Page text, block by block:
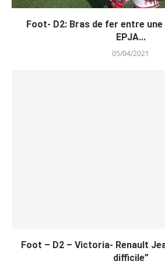
Foot- D2: Bras de fer entre
EPJA...
05/04/2021
Foot – D2 – Victoria- Renault
difficile”